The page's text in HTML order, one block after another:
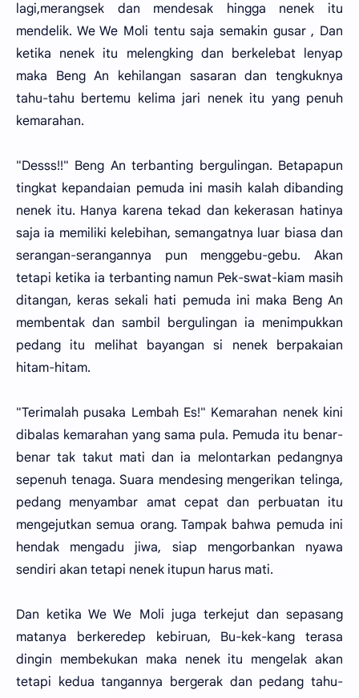
lagi,merangsek dan mendesak hingga nenek itu
mendelik. We We Moli tentu saja semakin gusar , Dan
ketika nenek itu melengking dan berkelebat lenyap
maka Beng An kehilangan sasaran dan tengkuknya
tahu-tahu bertemu kelima jari nenek itu yang penuh
kemarahan.
"Desss!!" Beng An terbanting bergulingan. Betapapun
tingkat kepandaian pemuda ini masih kalah dibanding
nenek itu. Hanya karena tekad dan kekerasan hatinya
saja ia memiliki kelebihan, semangatnya luar biasa dan
serangan-serangannya pun menggebu-gebu. Akan
tetapi ketika ia terbanting namun Pek-swat-kiam masih
ditangan, keras sekali hati pemuda ini maka Beng An
membentak dan sambil bergulingan ia menimpukkan
pedang itu melihat bayangan si nenek berpakaian
hitam-hitam.
"Terimalah pusaka Lembah Es!" Kemarahan nenek kini
dibalas kemarahan yang sama pula. Pemuda itu benar-
benar tak takut mati dan ia melontarkan pedangnya
sepenuh tenaga. Suara mendesing mengerikan telinga,
pedang menyambar amat cepat dan perbuatan itu
mengejutkan semua orang. Tampak bahwa pemuda ini
hendak mengadu jiwa, siap mengorbankan nyawa
sendiri akan tetapi nenek itupun harus mati.
Dan ketika We We Moli juga terkejut dan sepasang
matanya berkeredep kebiruan, Bu-kek-kang terasa
dingin membekukan maka nenek itu mengelak akan
tetapi kedua tangannya bergerak dan pedang tahu-